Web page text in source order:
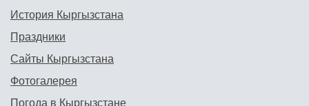
История Кыргызстана
Праздники
Сайты Кыргызстана
Фотогалерея
Погода в Кыргызстане